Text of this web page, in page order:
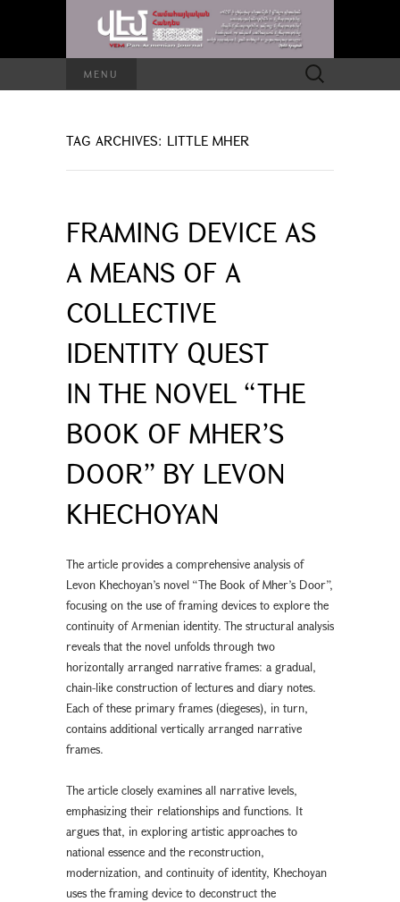
MENU
Search
for:
TAG ARCHIVES: LITTLE MHER
FRAMING DEVICE AS
A MEANS OF A
COLLECTIVE
IDENTITY QUEST
IN THE NOVEL “THE
BOOK OF MHER’S
DOOR” BY LEVON
KHECHOYAN
The article provides a comprehensive analysis of
Levon Khechoyan’s novel “The Book of Mher’s Door”,
focusing on the use of framing devices to explore the
continuity of Armenian identity. The structural analysis
reveals that the novel unfolds through two
horizontally arranged narrative frames: a gradual,
chain-like construction of lectures and diary notes.
Each of these primary frames (diegeses), in turn,
contains additional vertically arranged narrative
frames.
The article closely examines all narrative levels,
emphasizing their relationships and functions. It
argues that, in exploring artistic approaches to
national essence and the reconstruction,
modernization, and continuity of identity, Khechoyan
uses the framing device to deconstruct the